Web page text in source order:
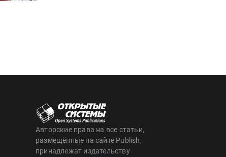
Авторские права на все статьи,
размещённые на сайте Publish,
принадлежат издательству